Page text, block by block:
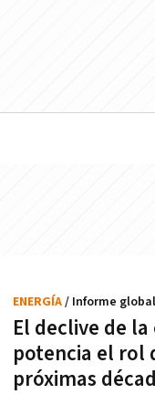
El declive de
potencia el rol
próximas
ENERGÍA/ Informe global